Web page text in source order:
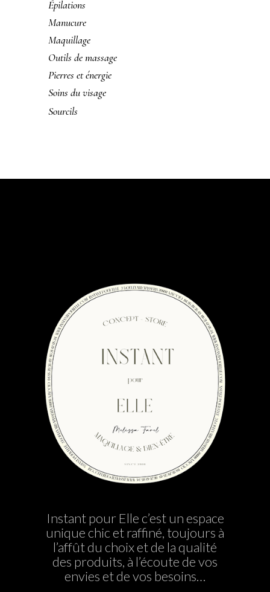
Épilations
Manucure
Maquillage
Outils de massage
Pierres et énergie
Soins du visage
Sourcils
Instant pour Elle c’est un espace
unique chic et raffiné, toujours à
l’affût du choix et de la qualité
des produits, à l’écoute de vos
envies et de vos besoins…